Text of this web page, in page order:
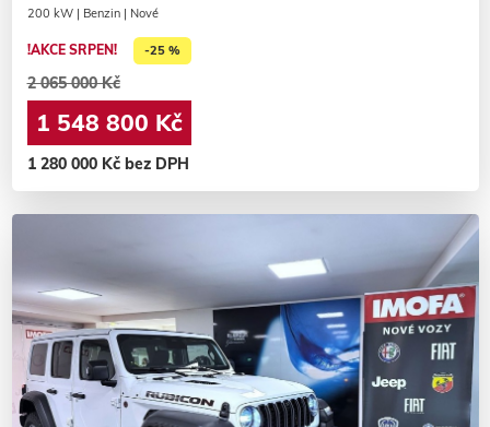
200 kW | Benzin | Nové
!AKCE SRPEN! -25 %
2 065 000 Kč
1 548 800 Kč
1 280 000 Kč bez DPH